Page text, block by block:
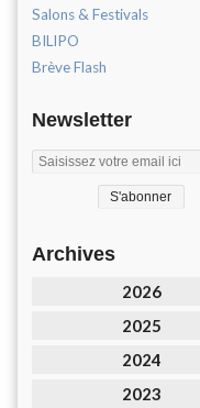
Salons & Festivals
BILIPO
Brève Flash
Newsletter
Archives
2026
2025
2024
2023